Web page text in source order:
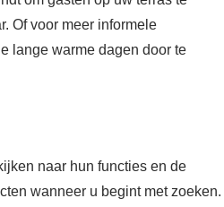
Of voor meer informele
lange warme dagen door te
naar hun functies en de
wanneer u begint met zoeken.